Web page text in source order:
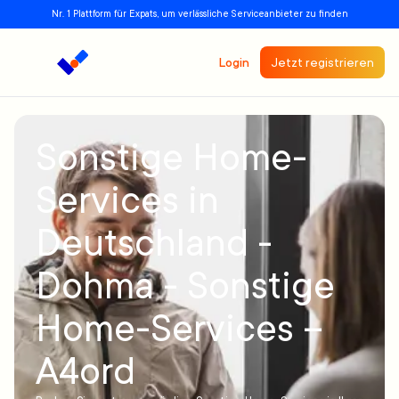
Nr. 1 Plattform für Expats, um verlässliche Serviceanbieter zu finden
Login Jetzt registrieren
Sonstige Home-
Services in
Deutschland -
Dohma - Sonstige
Home-Services –
A4ord